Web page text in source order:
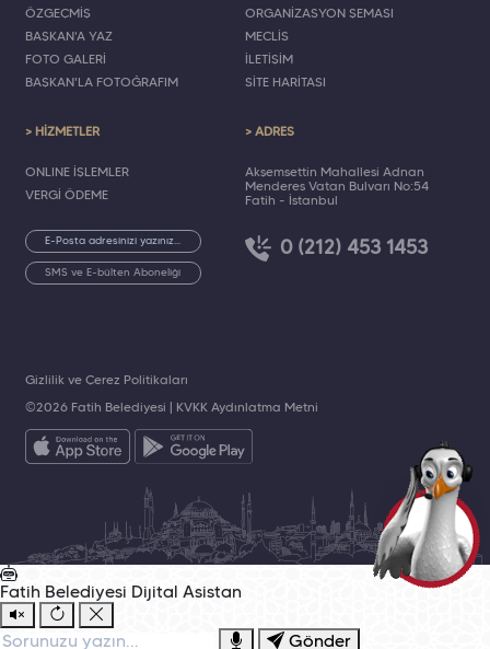
ÖZGEÇMİŞ
BAŞKAN'A YAZ
FOTO GALERİ
BAŞKAN'LA FOTOĞRAFIM
ORGANİZASYON ŞEMASI
MECLİS
İLETİŞİM
SİTE HARİTASI
> HİZMETLER
ONLINE İŞLEMLER
VERGİ ÖDEME
SMS ve E-bülten Aboneliği
> ADRES
Akşemsettin Mahallesi Adnan
Menderes Vatan Bulvarı No:54
Fatih - İstanbul
0 (212) 453 1453
©2026 Fatih Belediyesi | KVKK Aydınlatma Metni
Gizlilik ve Çerez Politikaları
Fatih Belediyesi Dijital Asistan
Gönder